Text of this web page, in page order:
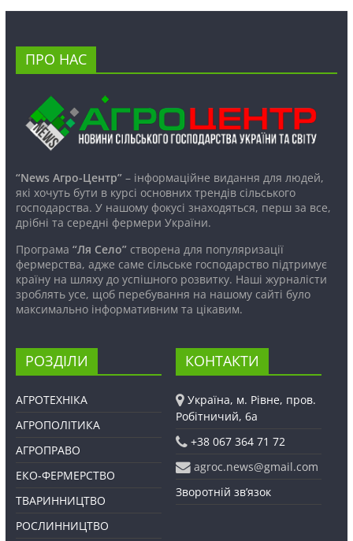
ПРО НАС
“News Агро-Центр”– інформаційне видання для людей,
які хочуть бути в курсі основних трендів сільського
господарства. У нашому фокусі знаходяться, перш за все,
дрібні та середні фермери України.
Програма “Ля Село”створена для популяризації
фермерства, адже саме сільське господарство підтримує
країну на шляху до успішного розвитку. Наші журналісти
зроблять усе, щоб перебування на нашому сайті було
максимально інформативним та цікавим.
РОЗДІЛИ
АГРОТЕХНІКА
АГРОПОЛІТИКА
АГРОПРАВО
ЕКО-ФЕРМЕРСТВО
ТВАРИННИЦТВО
РОСЛИННИЦТВО
КОНТАКТИ
Україна, м. Рівне, пров.
Робітничий, 6а
+38 067 364 71 72
agroc.news@gmail.com
Зворотній зв’язок